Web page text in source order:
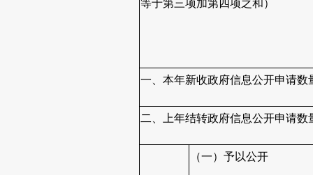
等于第三项加第四项之和）
一、本年新收政府信息公开申请数
二、上年结转政府信息公开申请数
（一）予以公开